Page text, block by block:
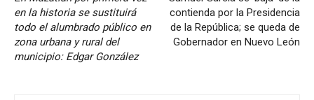
en la historia se sustituirá
todo el alumbrado público en
zona urbana y rural del
municipio: Edgar González
contienda por la Presidencia
de la República; se queda de
Gobernador en Nuevo León